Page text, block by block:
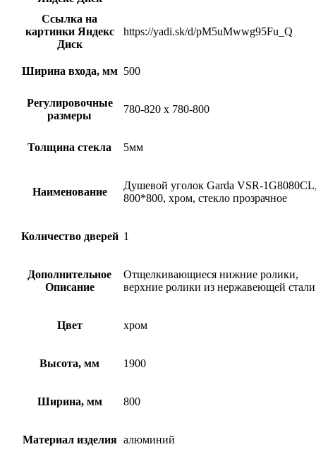
Ссылка на
картинки Яндекс
Диск
https://yadi.sk/d/pM5uMwwg95Fu_Q
Ширина входа, мм 500
Регулировочные
размеры
780-820 x 780-800
Толщина стекла 5мм
Наименование
Душевой уголок Garda VSR-
800*800, хром, стекло прозрачное
Количество дверей 1
Дополнительное
Описание
Отщелкивающиеся нижние ролики,
верхние ролики из нержавеющей стали
Цвет хром
Высота, мм 1900
Ширина, мм 800
Материал изделия алюминий